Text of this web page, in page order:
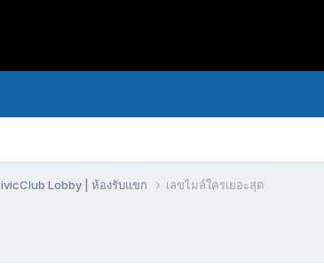
Lobby | ห้องรับแขก เลขไมล์ใครเยอะสุด